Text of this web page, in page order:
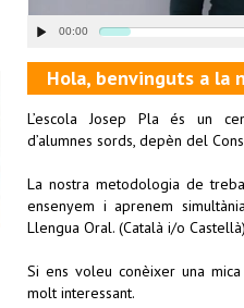
00:00
Hola, benvinguts a la
L’escola Josep Pla és un
d’alumnes sords, depèn del
La nostra metodologia de
ensenyem i aprenem
Llengua Oral. (Català i/o
Si ens voleu conèixer una
molt interessant.